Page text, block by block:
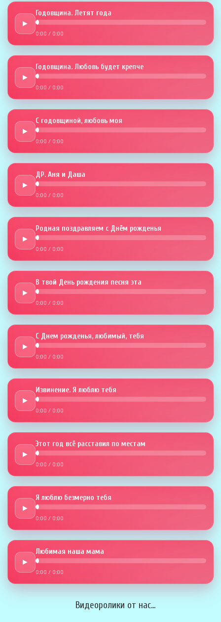
►
Годовщина. Летят года
0:00 / 0:00
►
Годовщина. Любовь будет крепче
0:00 / 0:00
►
С годовщиной, любовь моя
0:00 / 0:00
►
ДР. Аня и Даша
0:00 / 0:00
►
Родная поздравляем с Днём рожденья
0:00 / 0:00
►
В твой День рождения песня эта
0:00 / 0:00
►
С Днем рожденья, любимый, тебя
0:00 / 0:00
►
Извинение. Я люблю тебя
0:00 / 0:00
►
Этот год всё расставил по местам
0:00 / 0:00
►
Я люблю безмерно тебя
0:00 / 0:00
►
Любимая наша мама
0:00 / 0:00
Видеоролики от нас...